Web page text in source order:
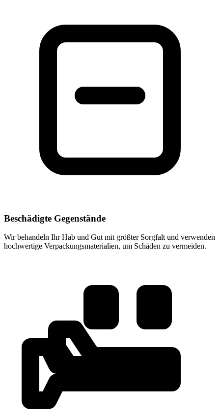
Beschädigte Gegenstände
Wir behandeln Ihr Hab und Gut mit größter Sorgfalt und verwenden
hochwertige Verpackungsmaterialien, um Schäden zu vermeiden.